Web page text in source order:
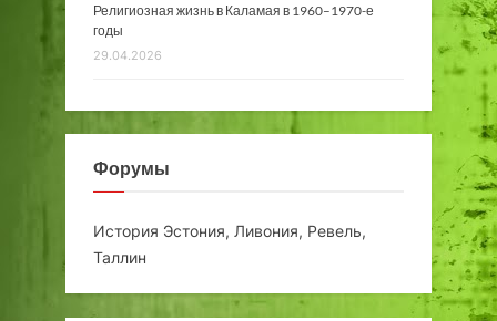
Религиозная жизнь в Каламая в 1960–1970-е
годы
29.04.2026
Форумы
История Эстония, Ливония, Ревель,
Таллин